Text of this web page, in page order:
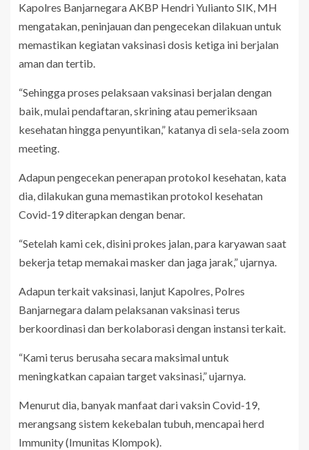
Kapolres Banjarnegara AKBP Hendri Yulianto SIK, MH
mengatakan, peninjauan dan pengecekan dilakuan untuk
memastikan kegiatan vaksinasi dosis ketiga ini berjalan
aman dan tertib.
“Sehingga proses pelaksaan vaksinasi berjalan dengan
baik, mulai pendaftaran, skrining atau pemeriksaan
kesehatan hingga penyuntikan,” katanya di sela-sela zoom
meeting.
Adapun pengecekan penerapan protokol kesehatan, kata
dia, dilakukan guna memastikan protokol kesehatan
Covid-19 diterapkan dengan benar.
“Setelah kami cek, disini prokes jalan, para karyawan saat
bekerja tetap memakai masker dan jaga jarak,” ujarnya.
Adapun terkait vaksinasi, lanjut Kapolres, Polres
Banjarnegara dalam pelaksanan vaksinasi terus
berkoordinasi dan berkolaborasi dengan instansi terkait.
“Kami terus berusaha secara maksimal untuk
meningkatkan capaian target vaksinasi,” ujarnya.
Menurut dia, banyak manfaat dari vaksin Covid-19,
merangsang sistem kekebalan tubuh, mencapai herd
Immunity (Imunitas Klompok).